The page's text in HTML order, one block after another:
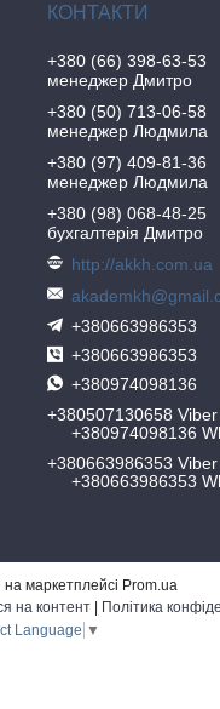
+380 (66) 398-63-53
менеджер Дмитро
+380 (50) 713-06-58
менеджер Людмила
+380 (97) 409-81-36
менеджер Людмила
+380 (98) 068-48-25
бухгалтерія Дмитро
http://akkh.com.ua
+380663986353
+380663986353
+380974098136
+380507130658
+380974098136
+380663986353
+380663986353
маркетплейсі Prom.ua
на контент
Політика
Language ▼